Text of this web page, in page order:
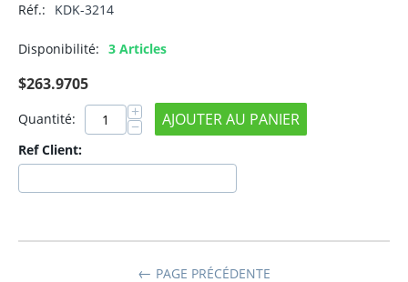
Réf.:
KDK-3214
Disponibilité: 3 Articles
$263.9705
Quantité: +
− AJOUTER AU PANIER
Ref Client:
PAGE PRÉCÉDENTE